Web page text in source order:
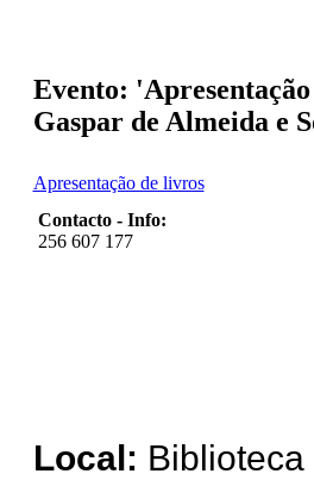
Evento:
Gaspar de Almeida e
Apresentação de livros
Contacto - Info:
256 607 177
Local: